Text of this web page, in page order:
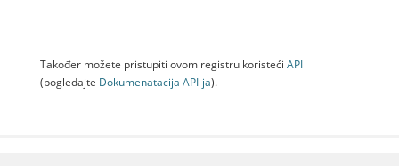
Također možete pristupiti ovom registru koristeći API
(pogledajte Dokumenаtаcijа API-jа).